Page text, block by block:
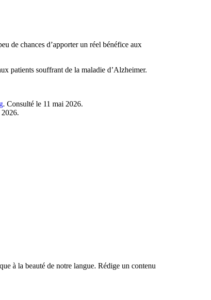
de chances d’apporter un réel bénéfice aux
patients souffrant de la maladie d’Alzheimer.
. Consulté le 11 mai 2026.
à la beauté de notre langue. Rédige un contenu